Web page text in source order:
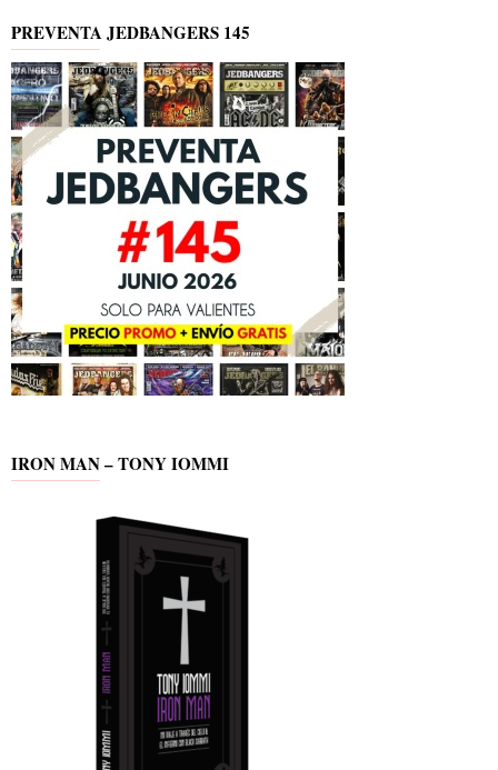
PREVENTA JEDBANGERS 145
IRON MAN – TONY IOMMI